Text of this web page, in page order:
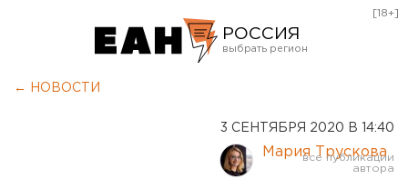
РОССИЯ
Курган
Оренбург
[18+]
← НОВОСТИ
3 СЕНТЯБРЯ 2020 В 14:40
Мария Трускова